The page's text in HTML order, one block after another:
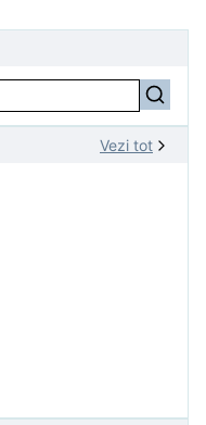
Vezi tot